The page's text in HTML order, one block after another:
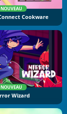
NOUVEAU
Cookware
NOUVEAU
Wizard